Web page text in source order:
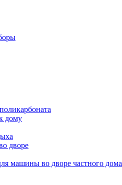
дому
дворе
машины во дворе частного дома